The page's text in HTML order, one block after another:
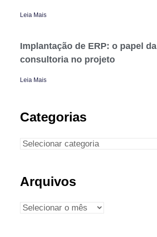
Leia Mais
Implantação de ERP: o papel da
consultoria no projeto
Leia Mais
Categorias
Arquivos